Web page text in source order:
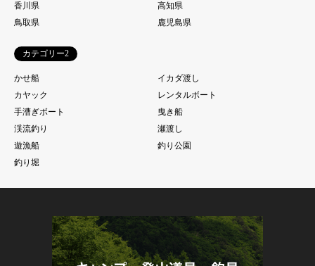
香川県
高知県
鳥取県
鹿児島県
カテゴリー2
かせ船
イカダ渡し
カヤック
レンタルボート
手漕ぎボート
曳き船
渓流釣り
瀬渡し
遊漁船
釣り公園
釣り堀